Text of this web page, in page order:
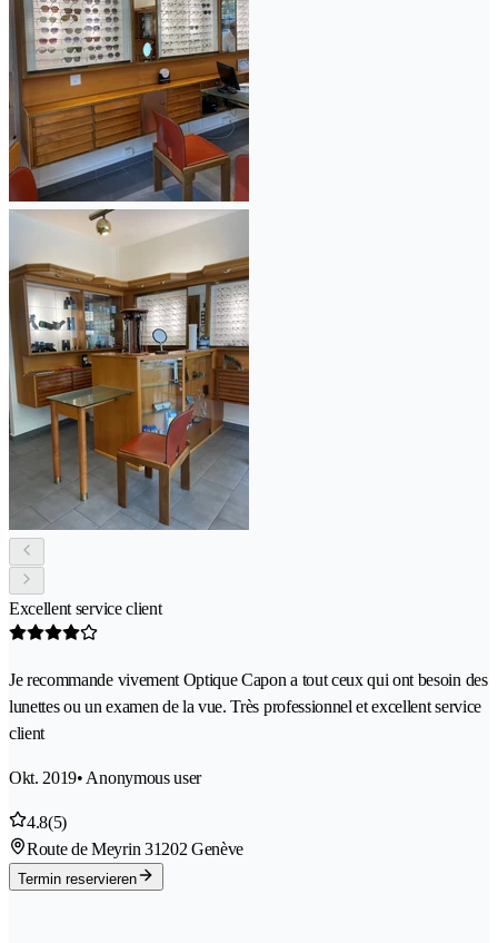
Excellent service client
Je recommande vivement Optique Capon a tout ceux qui ont besoin des
lunettes ou un examen de la vue. Très professionnel et excellent service
client
Okt. 2019• Anonymous user
4.8(5)
Route de Meyrin 31202 Genève
Termin reservieren